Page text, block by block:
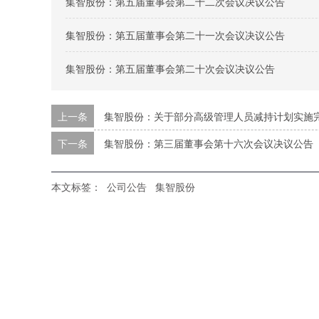
集智股份：第五届董事会第二十一次会议决议公告
集智股份：第五届董事会第二十次会议决议公告
上一条
集智股份：关于部分高级管理人员减持计划实施
下一条 集智股份：第三届董事会第十六次会议决议公告
本文标签： 公司公告 集智股份